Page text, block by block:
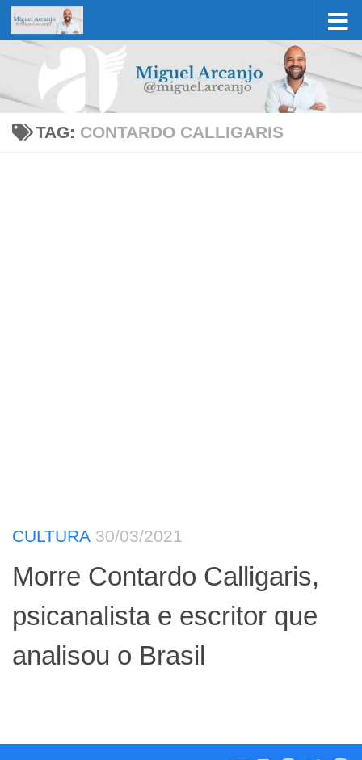
Skip to content
TAG: CONTARDO CALLIGARIS
CULTURA 30/03/2021
Morre Contardo Calligaris,
psicanalista e escritor que
analisou o Brasil